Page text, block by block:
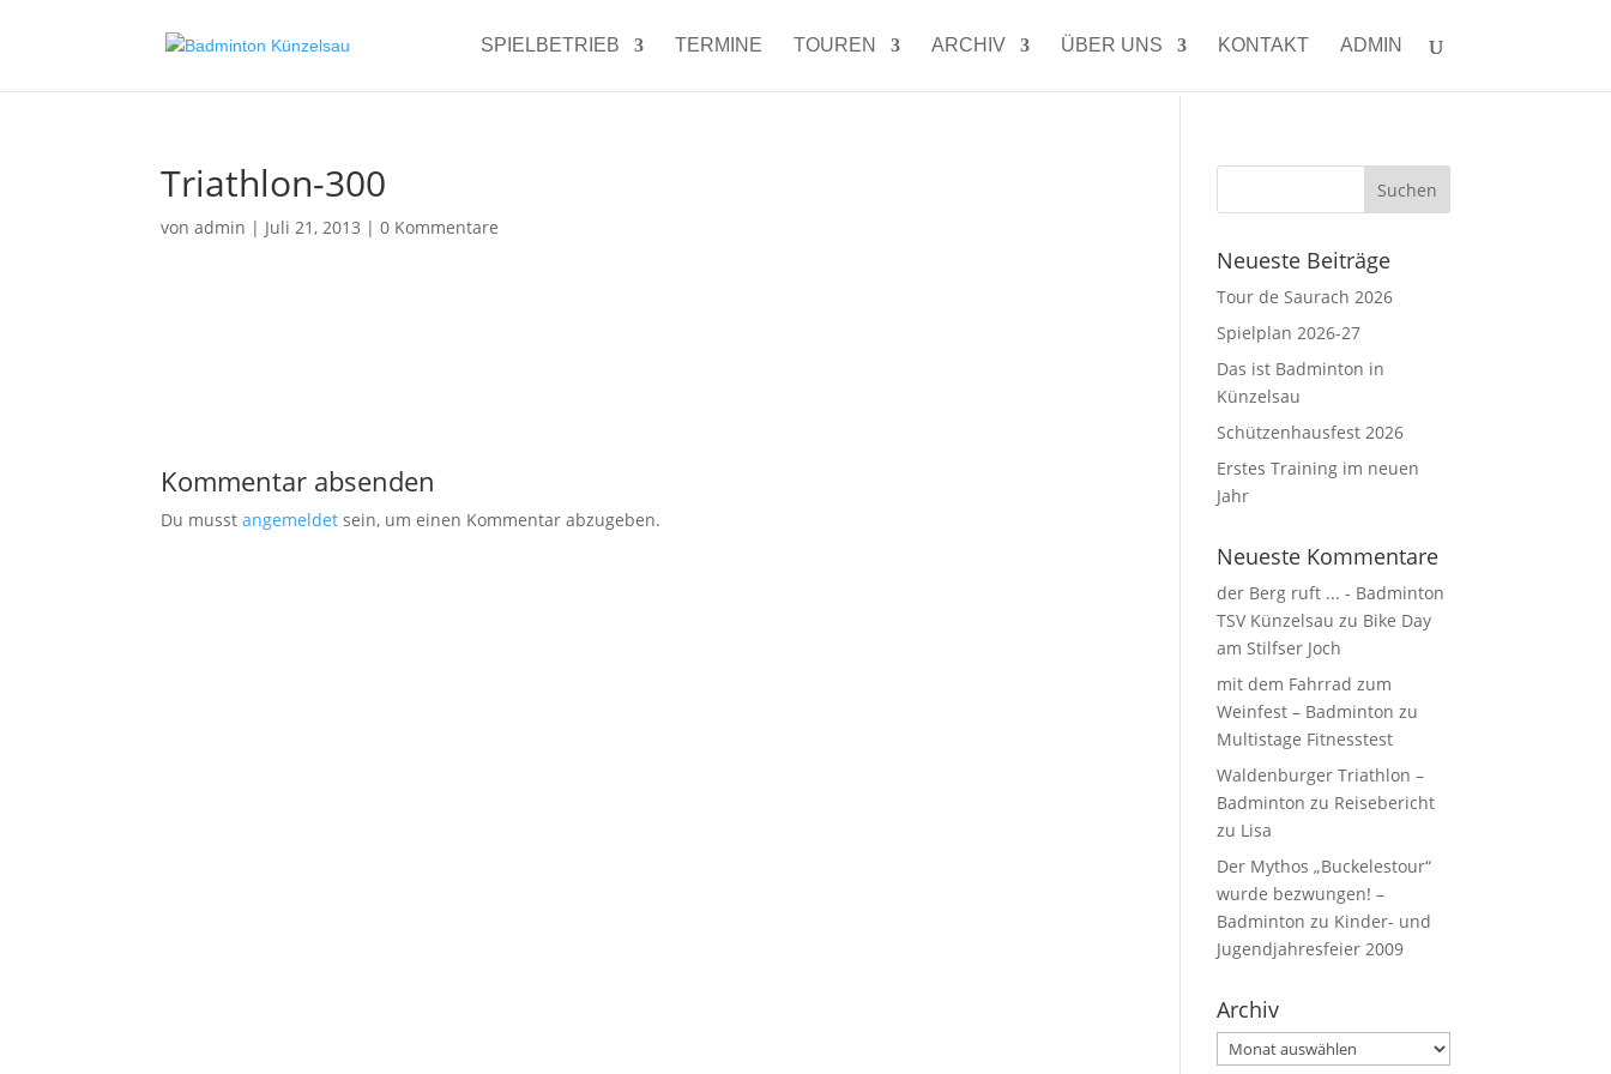
SPIELBETRIEB TERMINE TOUREN ARCHIV ÜBER UNS KONTAKT ADMIN
Triathlon-300
vonadmin | Juli 21, 2013 |0 Kommentare
Kommentar absenden
Du musstangemeldet sein, um einen Kommentar abzugeben.
Neueste Beiträge
Tour de Saurach 2026
Spielplan 2026-27
Das ist Badminton in
Künzelsau
Schützenhausfest 2026
Erstes Training im neuen
Jahr
Neueste Kommentare
der Berg ruft ... - Badminton
TSV Künzelsau zu Bike Day
am Stilfser Joch
mit dem Fahrrad zum
Weinfest – Badminton zu
Multistage Fitnesstest
Waldenburger Triathlon –
Badminton zu Reisebericht
zu Lisa
Der Mythos „Buckelestour“
wurde bezwungen! –
Badminton zu Kinder- und
Jugendjahresfeier 2009
Archiv